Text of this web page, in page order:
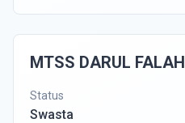
MTSS DARUL FALAH
Status
Swasta